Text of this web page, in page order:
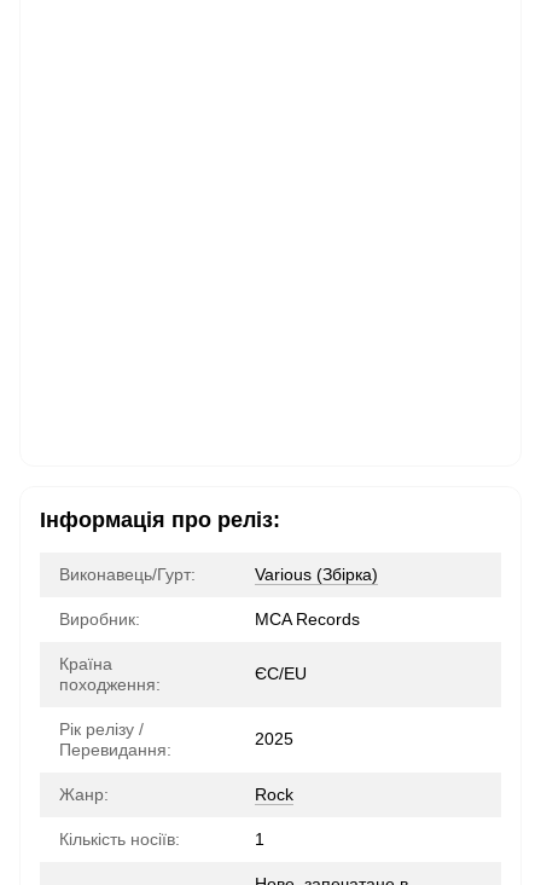
Інформація про реліз:
Виконавець/Гурт: Various (Збірка)
Виробник: MCA Records
Країна
походження:
ЄС/EU
Рік релізу /
Перевидання:
2025
Жанр: Rock
Кількість носіїв: 1